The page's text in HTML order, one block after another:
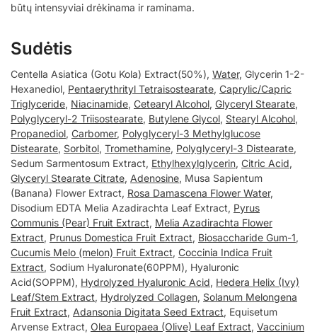
būtų intensyviai drėkinama ir raminama.
Sudėtis
Centella Asiatica (Gotu Kola) Extract(50%), Water, Glycerin 1-2-
Hexanediol, Pentaerythrityl Tetraisostearate, Caprylic/Capric
Triglyceride, Niacinamide, Cetearyl Alcohol, Glyceryl Stearate,
Polyglyceryl-2 Triisostearate, Butylene Glycol, Stearyl Alcohol,
Propanediol, Carbomer, Polyglyceryl-3 Methylglucose
Distearate, Sorbitol, Tromethamine, Polyglyceryl-3 Distearate,
Sedum Sarmentosum Extract, Ethylhexylglycerin, Citric Acid,
Glyceryl Stearate Citrate, Adenosine, Musa Sapientum
(Banana) Flower Extract, Rosa Damascena Flower Water,
Disodium EDTA Melia Azadirachta Leaf Extract, Pyrus
Communis (Pear) Fruit Extract, Melia Azadirachta Flower
Extract, Prunus Domestica Fruit Extract, Biosaccharide Gum-1,
Cucumis Melo (melon) Fruit Extract, Coccinia Indica Fruit
Extract, Sodium Hyaluronate(60PPM), Hyaluronic
Acid(SOPPM), Hydrolyzed Hyaluronic Acid, Hedera Helix (Ivy)
Leaf/Stem Extract, Hydrolyzed Collagen, Solanum Melongena
Fruit Extract, Adansonia Digitata Seed Extract, Equisetum
Arvense Extract, Olea Europaea (Olive) Leaf Extract, Vaccinium